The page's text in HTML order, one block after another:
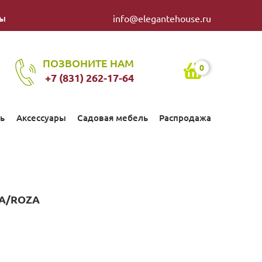
info@elegantehouse.ru
ПОЗВОНИТЕ НАМ
+7 (831) 262-17-64
0
Аксессуары Садовая мебель Распродажа
ROZA